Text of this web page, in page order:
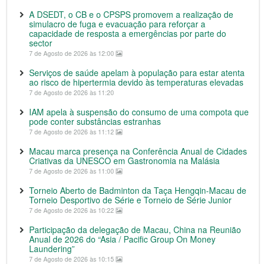
A DSEDT, o CB e o CPSPS promovem a realização de
simulacro de fuga e evacuação para reforçar a
capacidade de resposta a emergências por parte do
sector
7 de Agosto de 2026 às 12:00
Serviços de saúde apelam à população para estar atenta
ao risco de hipertermia devido às temperaturas elevadas
7 de Agosto de 2026 às 11:20
IAM apela à suspensão do consumo de uma compota que
pode conter substâncias estranhas
7 de Agosto de 2026 às 11:12
Macau marca presença na Conferência Anual de Cidades
Criativas da UNESCO em Gastronomia na Malásia
7 de Agosto de 2026 às 11:00
Torneio Aberto de Badminton da Taça Hengqin-Macau de
Torneio Desportivo de Série e Torneio de Série Junior
7 de Agosto de 2026 às 10:22
Participação da delegação de Macau, China na Reunião
Anual de 2026 do “Asia / Pacific Group On Money
Laundering”
7 de Agosto de 2026 às 10:15